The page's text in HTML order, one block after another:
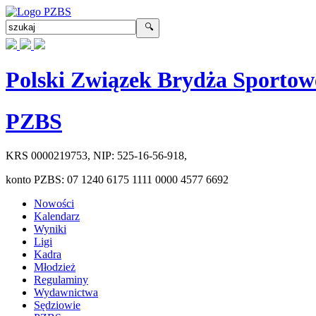
Polski Związek Brydża
PZBS
KRS 0000219753, NIP: 525-16-56-918,
konto PZBS: 07 1240 6175 1111 0000 4577 6692
Nowości
Kalendarz
Wyniki
Ligi
Kadra
Młodzież
Regulaminy
Wydawnictwa
Sędziowie